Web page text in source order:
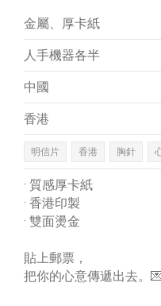
金屬、厚卡紙
人手機器各半
中國
香港
明信片 香港 胸針
· 質感厚卡紙
· 香港印製
· 雙面燙金
貼上郵票，
把你的心意傳遞出去。